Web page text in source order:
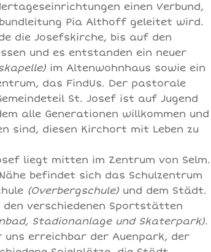
einen Verbund,
Pia Althoff geleitet wird.
die Josefskirche, bis auf den
und es entstanden ein neuer
im Altenwohnhaus sowie ein
das FindUs. Der pastorale
St. Josef ist auf Jugend
alle Generationen willkommen und
sind, diesen Kirchort mit Leben zu
liegt mitten im Zentrum von Selm.
befindet sich das Schulzentrum
(Overbergschule)und dem Städt.
den verschiedenen Sportstätten
Stadionanlage und Skaterpark).
uns erreichbar der Auenpark, der